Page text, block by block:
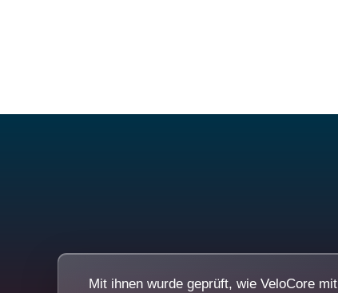
Mit ihnen wurde geprüft, wie VeloCore mit